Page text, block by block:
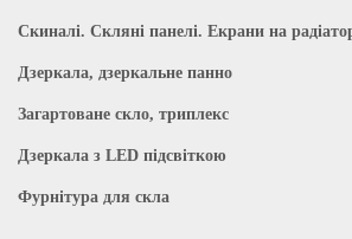
Скиналі. Скляні панелі. Екрани на
Дзеркала, дзеркальне панно
Загартоване скло, триплекс
Дзеркала з LED підсвіткою
Фурнітура для скла